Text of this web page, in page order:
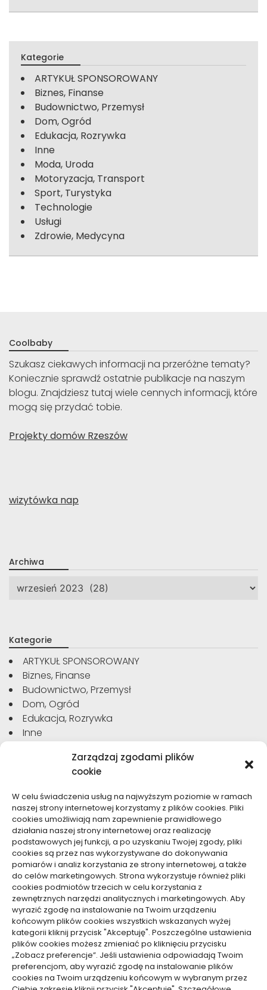
Zarządzaj zgodami plików
cookie
W celu świadczenia usług na najwyższym poziomie w ramach
naszej strony internetowej korzystamy z plików cookies. Pliki
cookies umożliwiają nam zapewnienie prawidłowego
działania naszej strony internetowej oraz realizację
podstawowych jej funkcji, a po uzyskaniu Twojej zgody, pliki
cookies są przez nas wykorzystywane do dokonywania
pomiarów i analiz korzystania ze strony internetowej, a także
do celów marketingowych. Strona wykorzystuje również pliki
cookies podmiotów trzecich w celu korzystania z
zewnętrznych narzędzi analitycznych i marketingowych. Aby
wyrazić zgodę na instalowanie na Twoim urządzeniu
końcowym plików cookies wszystkich wskazanych wyżej
kategorii kliknij przycisk "Akceptuję". Poszczególne ustawienia
plików cookies możesz zmieniać po kliknięciu przycisku
„Zobacz preferencje”. Jeśli ustawienia odpowiadają Twoim
preferencjom, aby wyrazić zgodę na instalowanie plików
cookies na Twoim urządzeniu końcowym w wybranym przez
Kategorie
ARTYKUŁ SPONSOROWANY
Biznes, Finanse
Budownictwo, Przemysł
Dom, Ogród
Edukacja, Rozrywka
Inne
Moda, Uroda
Motoryzacja, Transport
Sport, Turystyka
Technologie
Usługi
Zdrowie, Medycyna
Coolbaby
Szukasz ciekawych informacji na przeróżne tematy?
Koniecznie sprawdź ostatnie publikacje na naszym
blogu. Znajdziesz tutaj wiele cennych informacji, które
mogą się przydać tobie.
Projekty domów Rzeszów
wizytówka nap
Archiwa
Archiwa
Kategorie
ARTYKUŁ SPONSOROWANY
Biznes, Finanse
Budownictwo, Przemysł
Dom, Ogród
Edukacja, Rozrywka
Inne
Motoryzacja, Transport
Sport, Turystyka
Technologie
Usługi
Zdrowie, Medycyna
Dolącz do nas
Lubisz pisać teksty i chciałbyś się podzielić swoją
wiedzą z innymi? Dołącz do nas już teraz. Podziel się
swoją wiedzą z innymi.